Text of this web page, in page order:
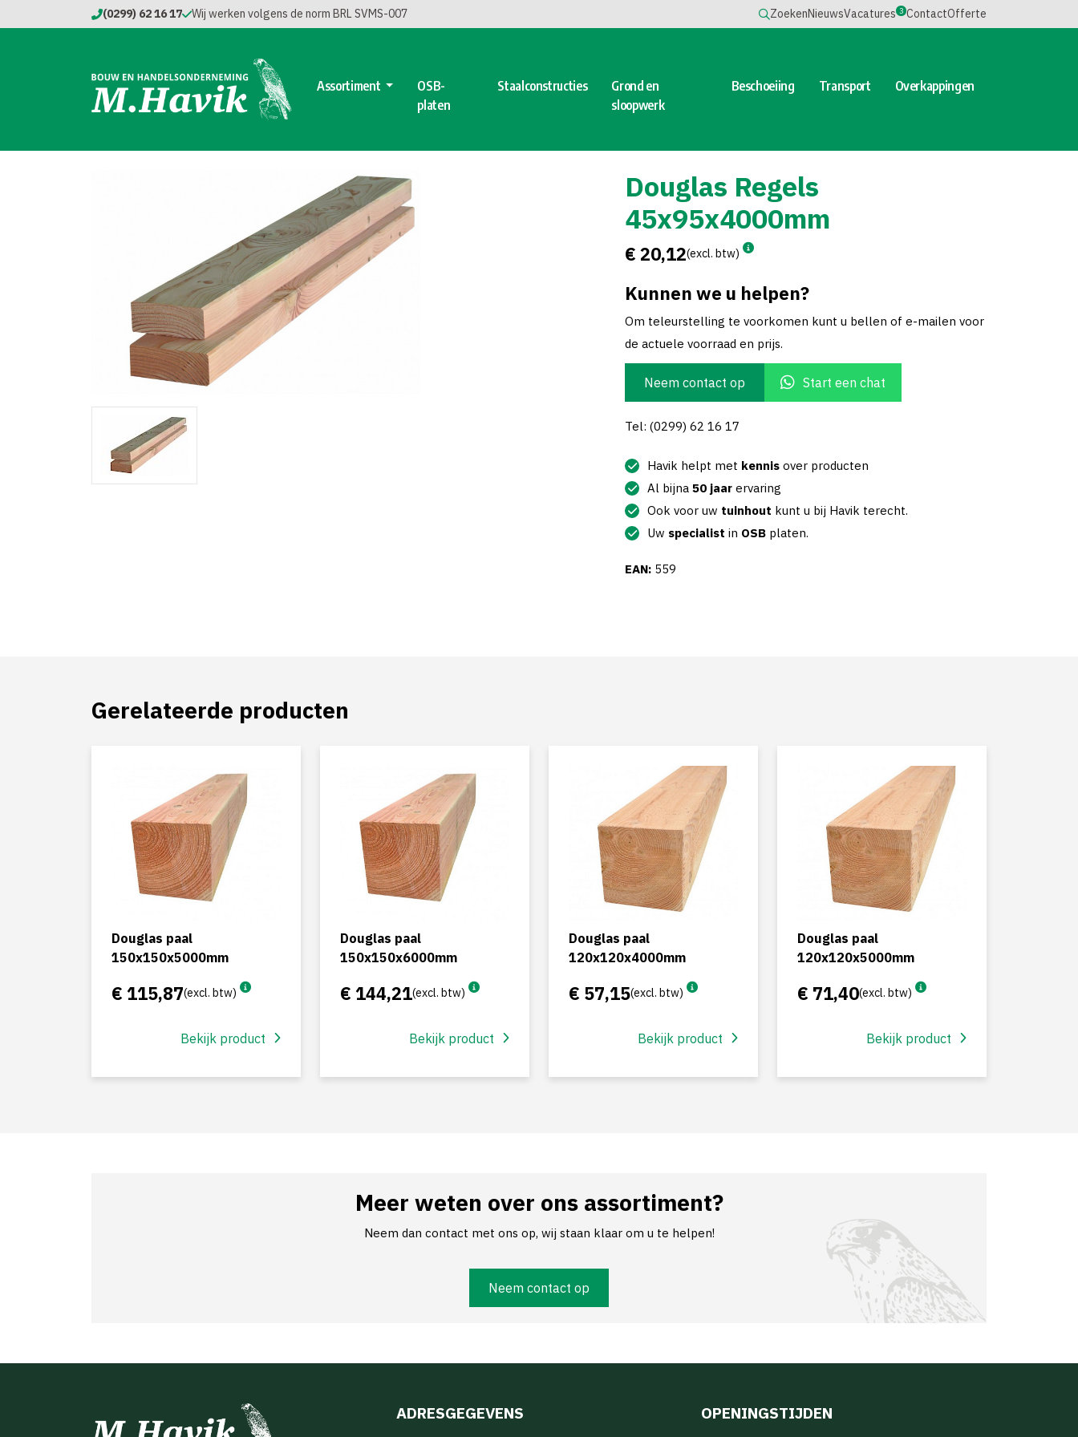
(0299) 62 16 17 Wij werken volgens de norm BRL SVMS-007 ZoekenNieuwsVacatures 3 ContactOfferte
Assortiment
OSB-
platen
Staalconstructies
Grond en
sloopwerk
Beschoeiing Transport Overkappingen
Douglas Regels
45x95x4000mm
€ 20,12(excl. btw)
Kunnen we u helpen?
Om teleurstelling te voorkomen kunt u bellen of e-mailen voor
de actuele voorraad en prijs.
Neem contact op Start een chat
Tel: (0299) 62 16 17
Havik helpt met kennis over producten
Al bijna 50 jaar ervaring
Ook voor uw tuinhout kunt u bij Havik terecht.
Uw specialist in OSB platen.
EAN: 559
Gerelateerde producten
Douglas paal
150x150x5000mm
€ 115,87(excl. btw)
Bekijk product
Douglas paal
150x150x6000mm
€ 144,21(excl. btw)
Bekijk product
Douglas paal
120x120x4000mm
€ 57,15(excl. btw)
Bekijk product
Douglas paal
120x120x5000mm
€ 71,40(excl. btw)
Bekijk product
Meer weten over ons assortiment?
Neem dan contact met ons op, wij staan klaar om u te helpen!
Neem contact op
ADRESGEGEVENS OPENINGSTIJDEN